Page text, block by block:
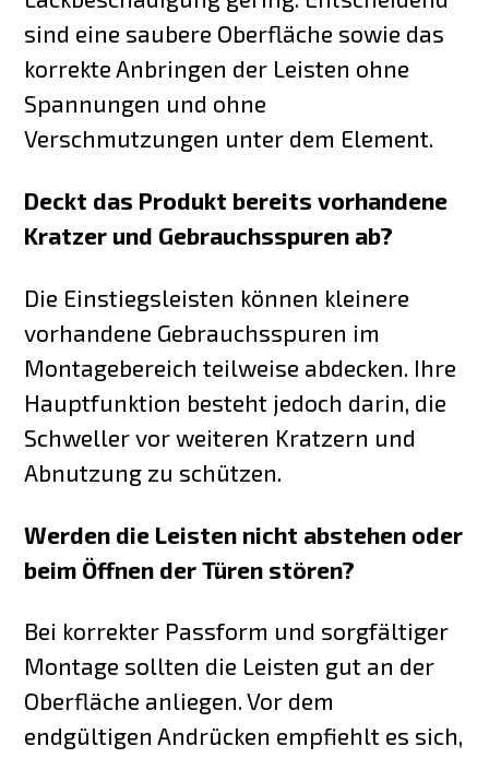
sind eine saubere Oberfläche sowie das
korrekte Anbringen der Leisten ohne
Spannungen und ohne
Verschmutzungen unter dem Element.
Deckt das Produkt bereits vorhandene
Kratzer und Gebrauchsspuren ab?
Die Einstiegsleisten können kleinere
vorhandene Gebrauchsspuren im
Montagebereich teilweise abdecken. Ihre
Hauptfunktion besteht jedoch darin, die
Schweller vor weiteren Kratzern und
Abnutzung zu schützen.
Werden die Leisten nicht abstehen oder
beim Öffnen der Türen stören?
Bei korrekter Passform und sorgfältiger
Montage sollten die Leisten gut an der
Oberfläche anliegen. Vor dem
endgültigen Andrücken empfiehlt es sich,